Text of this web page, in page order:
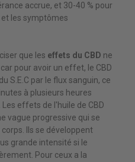
accrue, et 30-40 % pour
les symptômes
que les effets du CBD ne
pour avoir un effet, le CBD
S.E.C par le flux sanguin, ce
à plusieurs heures
effets de l'huile de CBD
vague progressive qui se
Ils se développent
grande intensité si le
Pour ceux a la